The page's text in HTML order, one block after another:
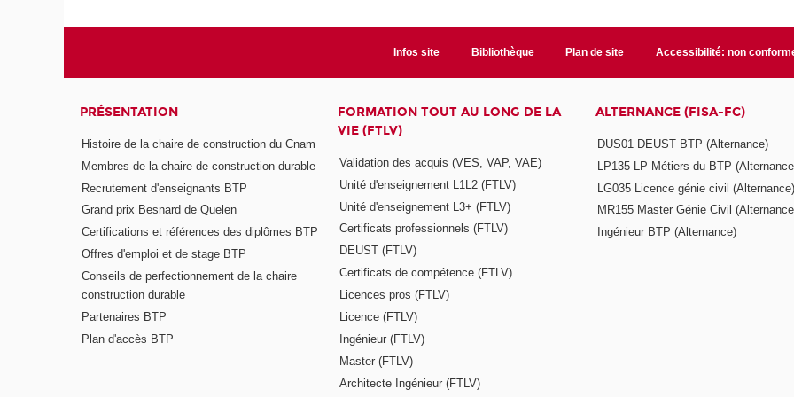
Infos site Bibliothèque Plan de site Accessibilité: non
PRÉSENTATION
Histoire de la chaire de construction du Cnam
Membres de la chaire de construction durable
Recrutement d'enseignants BTP
Grand prix Besnard de Quelen
Certifications et références des diplômes BTP
Offres d'emploi et de stage BTP
Conseils de perfectionnement de la chaire
construction durable
Partenaires BTP
Plan d'accès BTP
FORMATION TOUT AU LONG DE LA
VIE (FTLV)
Validation des acquis (VES, VAP, VAE)
Unité d'enseignement L1L2 (FTLV)
Unité d'enseignement L3+ (FTLV)
Certificats professionnels (FTLV)
DEUST (FTLV)
Certificats de compétence (FTLV)
Licences pros (FTLV)
Licence (FTLV)
Ingénieur (FTLV)
Master (FTLV)
Architecte Ingénieur (FTLV)
ALTERNANCE (FISA-FC)
DUS01 DEUST BTP (Alternance)
LP135 LP Métiers du BTP
LG035 Licence génie civil (Alternance)
MR155 Master Génie Civil
Ingénieur BTP (Alternance)